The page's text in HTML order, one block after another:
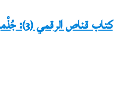
كتاب قناص الرقمي (3): جُذْمور الشعر .. قصائد؛ 2024